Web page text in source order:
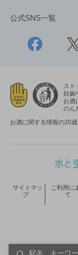
公式SNS一覧
スト
妊娠
お酒
のん
お酒に関する情報の20
サイトマッ
プ
ご利用に
て